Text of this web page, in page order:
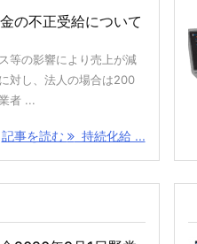
の不正受給について
等の影響により売上が減
対し、法人の場合は200
者 ...
記事を読む 持続化給 ...